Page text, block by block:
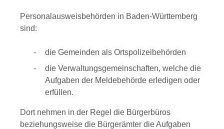
Personalausweisbehörden in Baden-Württemberg
sind:
die Gemeinden als Ortspolizeibehörden
die Verwaltungsgemeinschaften, welche die
Aufgaben der Meldebehörde erledigen oder
erfüllen.
Dort nehmen in der Regel die Bürgerbüros
beziehungsweise die Bürgerämter die Aufgaben